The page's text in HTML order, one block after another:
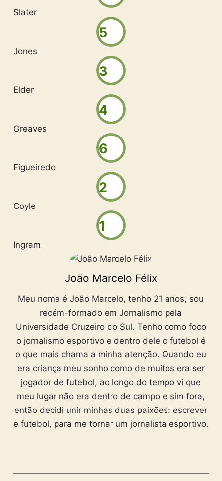
Slater
5
Jones
3
Elder
4
Greaves
6
Figueiredo
2
Coyle
1
Ingram
João Marcelo Félix
Meu nome é João Marcelo, tenho 21 anos, sou
recém-formado em Jornalismo pela
Universidade Cruzeiro do Sul. Tenho como foco
o jornalismo esportivo e dentro dele o futebol é
o que mais chama a minha atenção. Quando eu
era criança meu sonho como de muitos era ser
jogador de futebol, ao longo do tempo vi que
meu lugar não era dentro de campo e sim fora,
então decidi unir minhas duas paixões: escrever
e futebol, para me tornar um jornalista esportivo.